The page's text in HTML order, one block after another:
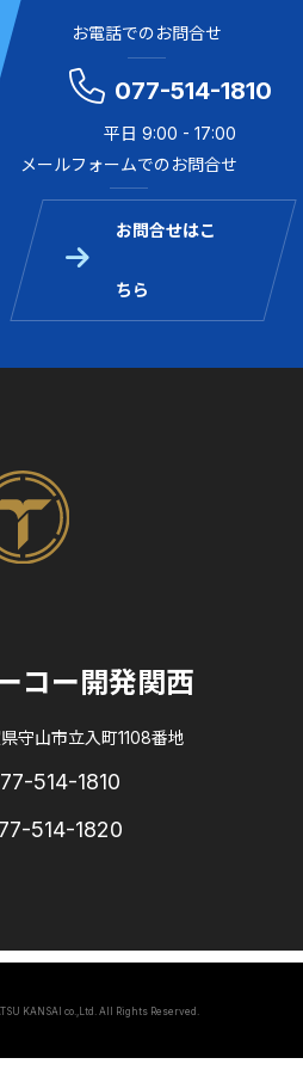
お電話でのお問合せ
077-514-1810
平日 9:00 - 17:00
メールフォームでのお問合せ
お問合せはこ
ちら
コー開発関西
守山市立入町1108番地
514-1810
514-1820
KANSAI co.,Ltd. All Rights Reserved.